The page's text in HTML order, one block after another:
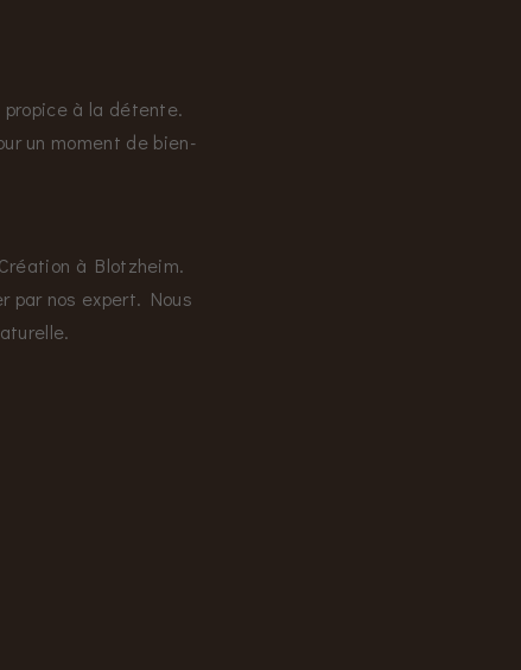
à la détente.
un moment de bien-
à Blotzheim.
par nos expert. Nous